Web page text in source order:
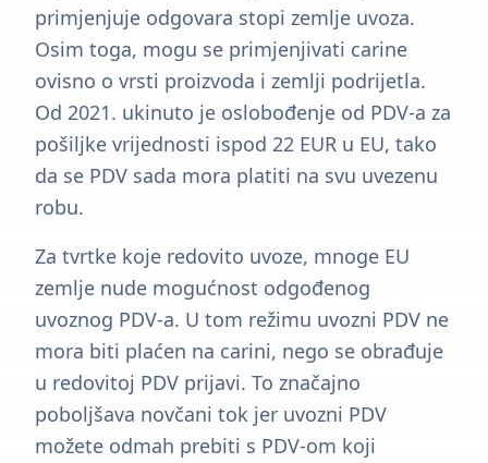
primjenjuje odgovara stopi zemlje uvoza.
Osim toga, mogu se primjenjivati carine
ovisno o vrsti proizvoda i zemlji podrijetla.
Od 2021. ukinuto je oslobođenje od PDV-a za
pošiljke vrijednosti ispod 22 EUR u EU, tako
da se PDV sada mora platiti na svu uvezenu
robu.
Za tvrtke koje redovito uvoze, mnoge EU
zemlje nude mogućnost odgođenog
uvoznog PDV-a. U tom režimu uvozni PDV ne
mora biti plaćen na carini, nego se obrađuje
u redovitoj PDV prijavi. To značajno
poboljšava novčani tok jer uvozni PDV
možete odmah prebiti s PDV-om koji